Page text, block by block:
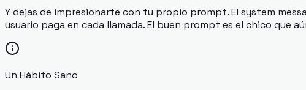
Y dejas de impresionarte con tu propio prompt. El system
usuario paga en cada llamada. El buen prompt es el chico que
Un Hábito Sano